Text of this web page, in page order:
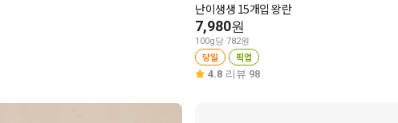
난이생생 15개입 왕란
7,980원
100g당 782원
당일 픽업
4.8 리뷰 98